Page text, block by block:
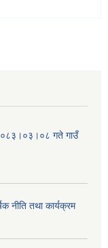
गते गाउँ
नीति तथा कार्यक्रम